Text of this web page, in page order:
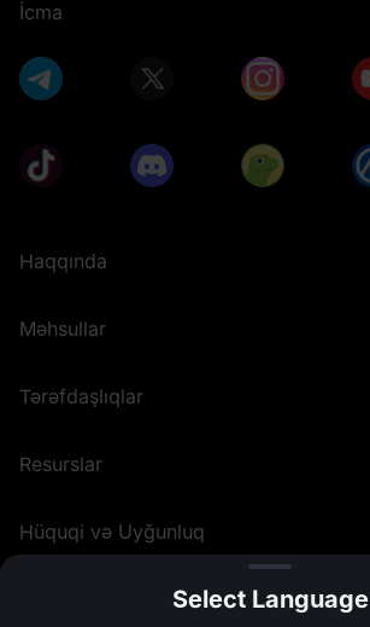
İcma
Haqqında
Məhsullar
Tərəfdaşlıqlar
Resurslar
Hüquqi və Uyğunluq
Select Language